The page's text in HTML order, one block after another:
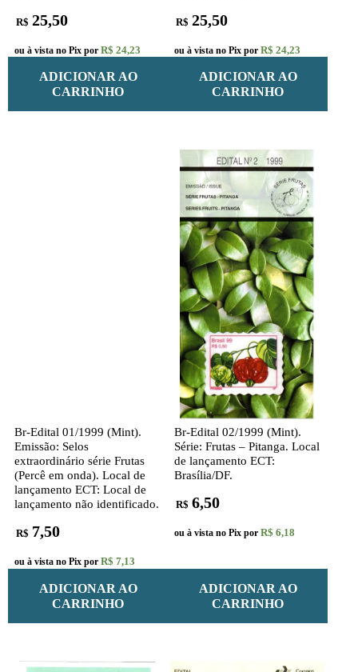
R$ 25,50
ou à vista no Pix por R$ 24,23
ADICIONAR AO
CARRINHO
R$ 25,50
ou à vista no Pix por R$ 24,23
ADICIONAR AO
CARRINHO
Br-Edital 01/1999 (Mint).
Emissão: Selos
extraordinário série Frutas
(Percê em onda). Local de
lançamento ECT: Local de
lançamento não identificado.
R$ 7,50
ou à vista no Pix por R$ 7,13
ADICIONAR AO
CARRINHO
Br-Edital 02/1999 (Mint).
Série: Frutas – Pitanga. Local
de lançamento ECT:
Brasília/DF.
R$ 6,50
ou à vista no Pix por R$ 6,18
ADICIONAR AO
CARRINHO